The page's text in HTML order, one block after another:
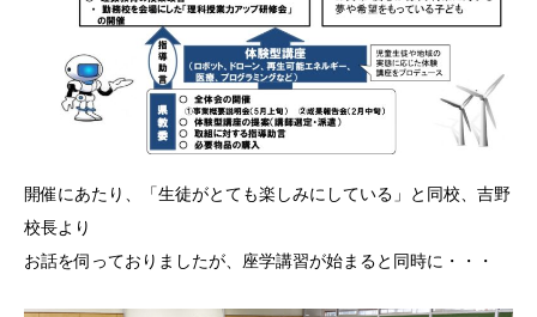
開催にあたり、「生徒がとても楽しみにしている」と同校、吉野
校長より
お話を伺っておりましたが、座学講習が始まると同時に・・・